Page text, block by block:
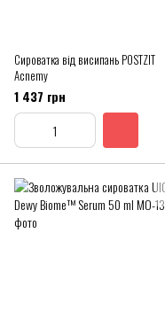
Сироватка від висипань POSTZIT
Acnemy
1 437 грн